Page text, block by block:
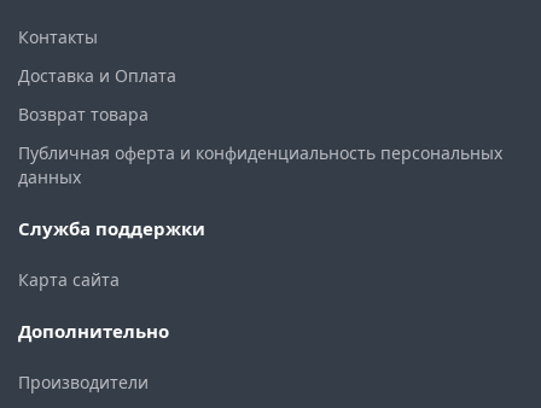
Контакты
Доставка и Оплата
Возврат товара
Публичная оферта и конфиденциальность персональных
данных
Служба поддержки
Карта сайта
Дополнительно
Производители